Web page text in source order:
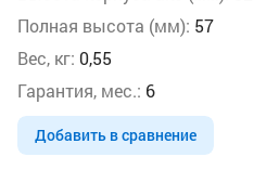
Полная высота (мм): 57
Вес, кг: 0,55
Гарантия, мес.: 6
Добавить в сравнение